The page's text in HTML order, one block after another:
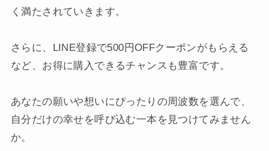
く満たされていきます。
さらに、LINE登録で500円OFFクーポンがもらえる
など、お得に購入できるチャンスも豊富です。
あなたの願いや想いにぴったりの周波数を選んで、
自分だけの幸せを呼び込む一本を見つけてみません
か。